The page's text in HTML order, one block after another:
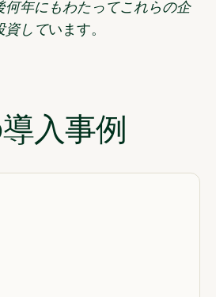
何年にもわたってこれらの企
資しています。
入事例